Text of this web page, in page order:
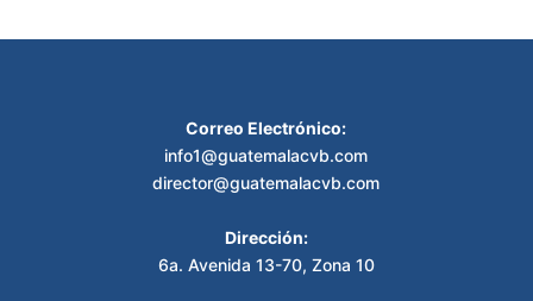
Correo Electrónico:
info1@guatemalacvb.com
director@guatemalacvb.com
Dirección:
6a. Avenida 13-70, Zona 10